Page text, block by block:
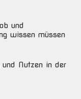
und
wissen müssen
und Nutzen in der